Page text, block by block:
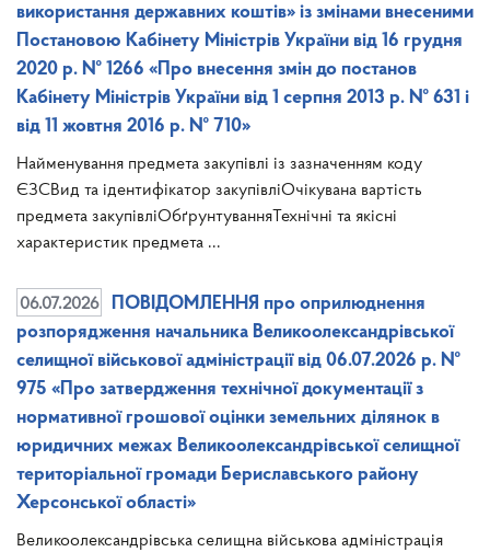
використання державних коштів» із змінами внесеними
Постановою Кабінету Міністрів України від 16 грудня
2020 р. № 1266 «Про внесення змін до постанов
Кабінету Міністрів України від 1 серпня 2013 р. № 631 і
від 11 жовтня 2016 р. № 710»
Найменування предмета закупівлі із зазначенням коду
ЄЗСВид та ідентифікатор закупівліОчікувана вартість
предмета закупівліОбґрунтуванняТехнічні та якісні
характеристик предмета ...
06.07.2026
ПОВІДОМЛЕННЯ про оприлюднення
розпорядження начальника Великоолександрівської
селищної військової адміністрації від 06.07.2026 р. №
975 «Про затвердження технічної документації з
нормативної грошової оцінки земельних ділянок в
юридичних межах Великоолександрівської селищної
територіальної громади Бериславського району
Херсонської області»
Великоолександрівська селищна військова адміністрація